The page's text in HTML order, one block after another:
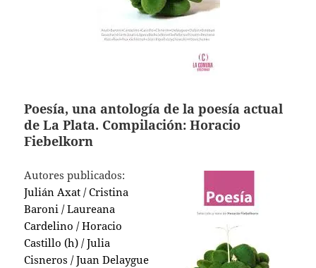
Poesía, una antología de la poesía actual
de La Plata. Compilación: Horacio
Fiebelkorn
Autores publicados:
Julián Axat / Cristina
Baroni / Laureana
Cardelino / Horacio
Castillo (h) / Julia
Cisneros / Juan Delaygue